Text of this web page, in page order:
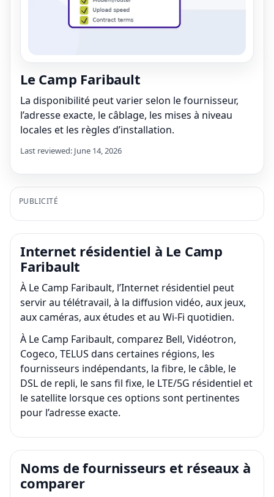
Le Camp Faribault
La disponibilité peut varier selon le fournisseur,
l’adresse exacte, le câblage, les mises à niveau
locales et les règles d’installation.
Last reviewed: June 14, 2026
PUBLICITÉ
Internet résidentiel à Le Camp
Faribault
À Le Camp Faribault, l’Internet résidentiel peut
servir au télétravail, à la diffusion vidéo, aux jeux,
aux caméras, aux études et au Wi-Fi quotidien.
À Le Camp Faribault, comparez Bell, Vidéotron,
Cogeco, TELUS dans certaines régions, les
fournisseurs indépendants, la fibre, le câble, le
DSL de repli, le sans fil fixe, le LTE/5G résidentiel et
le satellite lorsque ces options sont pertinentes
pour l’adresse exacte.
Noms de fournisseurs et réseaux à
comparer